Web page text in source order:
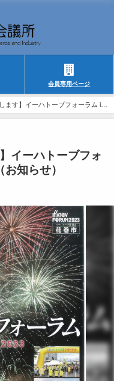
会員専用ページ
ます】イーハトーブフォーラム in
イーハトーブフォ
知らせ）